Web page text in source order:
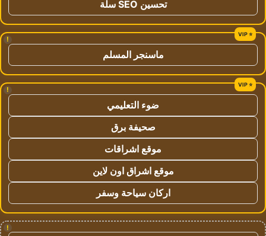
تحسين SEO سلة
!
ماسنجر المسلم
!
ضوء التعليمي
صحيفة برق
موقع اشراقات
موقع اشراق اون لاين
اركان سياحة وسفر
!